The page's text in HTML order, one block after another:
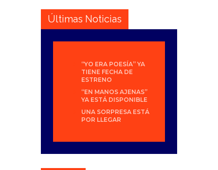
Últimas Noticias
“YO ERA POESÍA” YA
TIENE FECHA DE
ESTRENO
“EN MANOS AJENAS”
YA ESTÁ DISPONIBLE
UNA SORPRESA ESTÁ
POR LLEGAR